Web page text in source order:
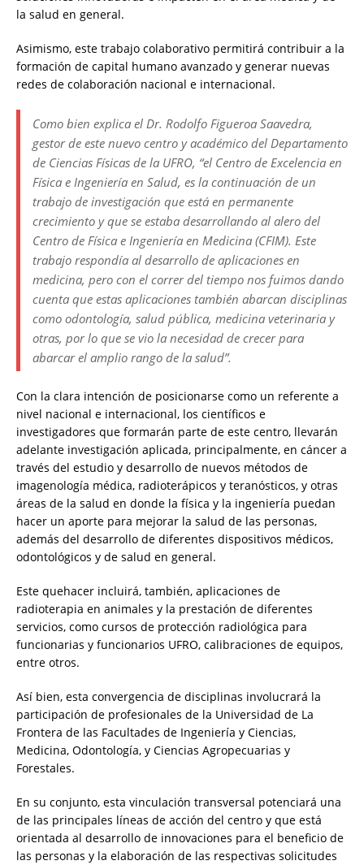
la salud en general.
Asimismo, este trabajo colaborativo permitirá contribuir a la
formación de capital humano avanzado y generar nuevas
redes de colaboración nacional e internacional.
Como bien explica el Dr. Rodolfo Figueroa Saavedra,
gestor de este nuevo centro y académico del Departamento
de Ciencias Físicas de la UFRO, “el Centro de Excelencia en
Física e Ingeniería en Salud, es la continuación de un
trabajo de investigación que está en permanente
crecimiento y que se estaba desarrollando al alero del
Centro de Física e Ingeniería en Medicina (CFIM). Este
trabajo respondía al desarrollo de aplicaciones en
medicina, pero con el correr del tiempo nos fuimos dando
cuenta que estas aplicaciones también abarcan disciplinas
como odontología, salud pública, medicina veterinaria y
otras, por lo que se vio la necesidad de crecer para
abarcar el amplio rango de la salud”.
Con la clara intención de posicionarse como un referente a
nivel nacional e internacional, los científicos e
investigadores que formarán parte de este centro, llevarán
adelante investigación aplicada, principalmente, en cáncer a
través del estudio y desarrollo de nuevos métodos de
imagenología médica, radioterápicos y teranósticos, y otras
áreas de la salud en donde la física y la ingeniería puedan
hacer un aporte para mejorar la salud de las personas,
además del desarrollo de diferentes dispositivos médicos,
odontológicos y de salud en general.
Este quehacer incluirá, también, aplicaciones de
radioterapia en animales y la prestación de diferentes
servicios, como cursos de protección radiológica para
funcionarias y funcionarios UFRO, calibraciones de equipos,
entre otros.
Así bien, esta convergencia de disciplinas involucrará la
participación de profesionales de la Universidad de La
Frontera de las Facultades de Ingeniería y Ciencias,
Medicina, Odontología, y Ciencias Agropecuarias y
Forestales.
En su conjunto, esta vinculación transversal potenciará una
de las principales líneas de acción del centro y que está
orientada al desarrollo de innovaciones para el beneficio de
las personas y la elaboración de las respectivas solicitudes